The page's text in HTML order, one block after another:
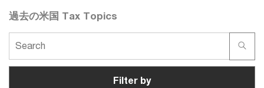
過去の米国 Tax Topics
Filter by